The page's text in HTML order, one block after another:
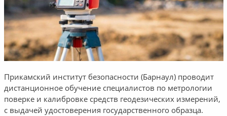
Прикамский институт безопасности (Барнаул) проводит
дистанционное обучение специалистов по метрологии
поверке и калибровке средств геодезических измерений,
с выдачей удостоверения государственного образца.